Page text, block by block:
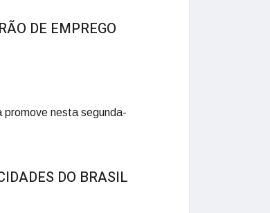
DE EMPREGO
promove nesta segunda-
DO BRASIL